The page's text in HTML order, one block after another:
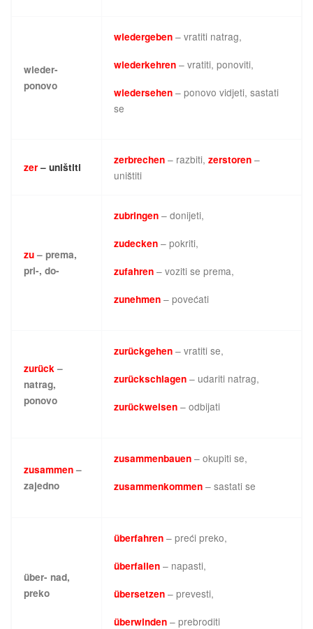
wieder-
ponovo
wiedergeben – vratiti natrag,
wiederkehren – vratiti, ponoviti,
wiedersehen – ponovo vidjeti, sastati
se
zer– uništiti
zerbrechen – razbiti,zerstoren –
uništiti
zu – prema,
pri-, do-
zubringen – donijeti,
zudecken – pokriti,
zufahren – voziti se prema,
zunehmen – povećati
zurück–
natrag,
ponovo
zurückgehen – vratiti se,
zurückschlagen – udariti natrag,
zurückweisen – odbijati
zusammen –
zajedno
zusammenbauen – okupiti se,
zusammenkommen – sastati se
über- nad,
preko
überfahren – preći preko,
überfallen – napasti,
übersetzen – prevesti,
überwinden – prebroditi